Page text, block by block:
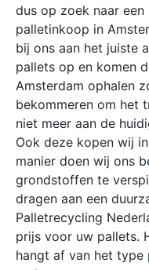
dus op zoek naar
palletinkoop in
bij ons aan het juiste
pallets op en komen
Amsterdam ophalen
bekommeren om het
niet meer aan de
Ook deze kopen wij
manier doen wij ons
grondstoffen te
dragen aan een
Palletrecycling
prijs voor uw pallets.
hangt af van het type